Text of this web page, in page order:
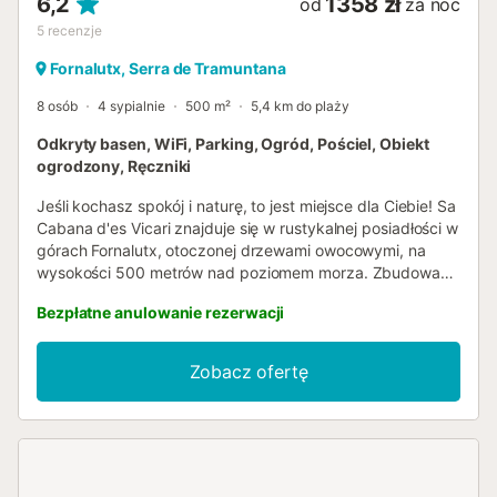
5 recenzje
od za noc
Fornalutx, Serra de Tramuntana
8 osób 4 sypialnie 500 m² 5,4 km do plaży
Odkryty basen, WiFi, Parking, Ogród, Pościel, Obiekt
ogrodzony, Ręczniki
Jeśli kochasz spokój i naturę, to jest miejsce dla Ciebie! Sa
Cabana d'es Vicari znajduje się w rustykalnej posiadłości w
górach Fornalutx, otoczonej drzewami owocowymi, na
wysokości 500 metrów nad poziomem morza. Zbudowana
obecnych właścicieli, zachowując charakter starych
górskich domów z Majorki. Przestrzeń Jest to posiadłość
górska. Znajduje się na wysokości 500 metrów nad
poziomem morza. Idealna dla osób szukających
odpoczynku i spacerów na łonie natury. Droga z Biniaraix
Bezpłatne anulowanie rezerwacji
Zobacz ofertę